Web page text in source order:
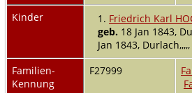
Kinder
1. Friedrich Karl
geb. 18 Jan 1843,
Jan 1843, Durlach,,,,,
Familien-
Kennung
F27999